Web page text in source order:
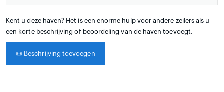
Kent u deze haven? Het is een enorme hulp voor andere zeilers als u
een korte beschrijving of beoordeling van de haven toevoegt.
📜 Beschrijving toevoegen